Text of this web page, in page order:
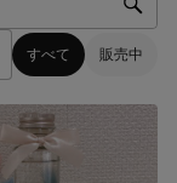
すべて 販売中